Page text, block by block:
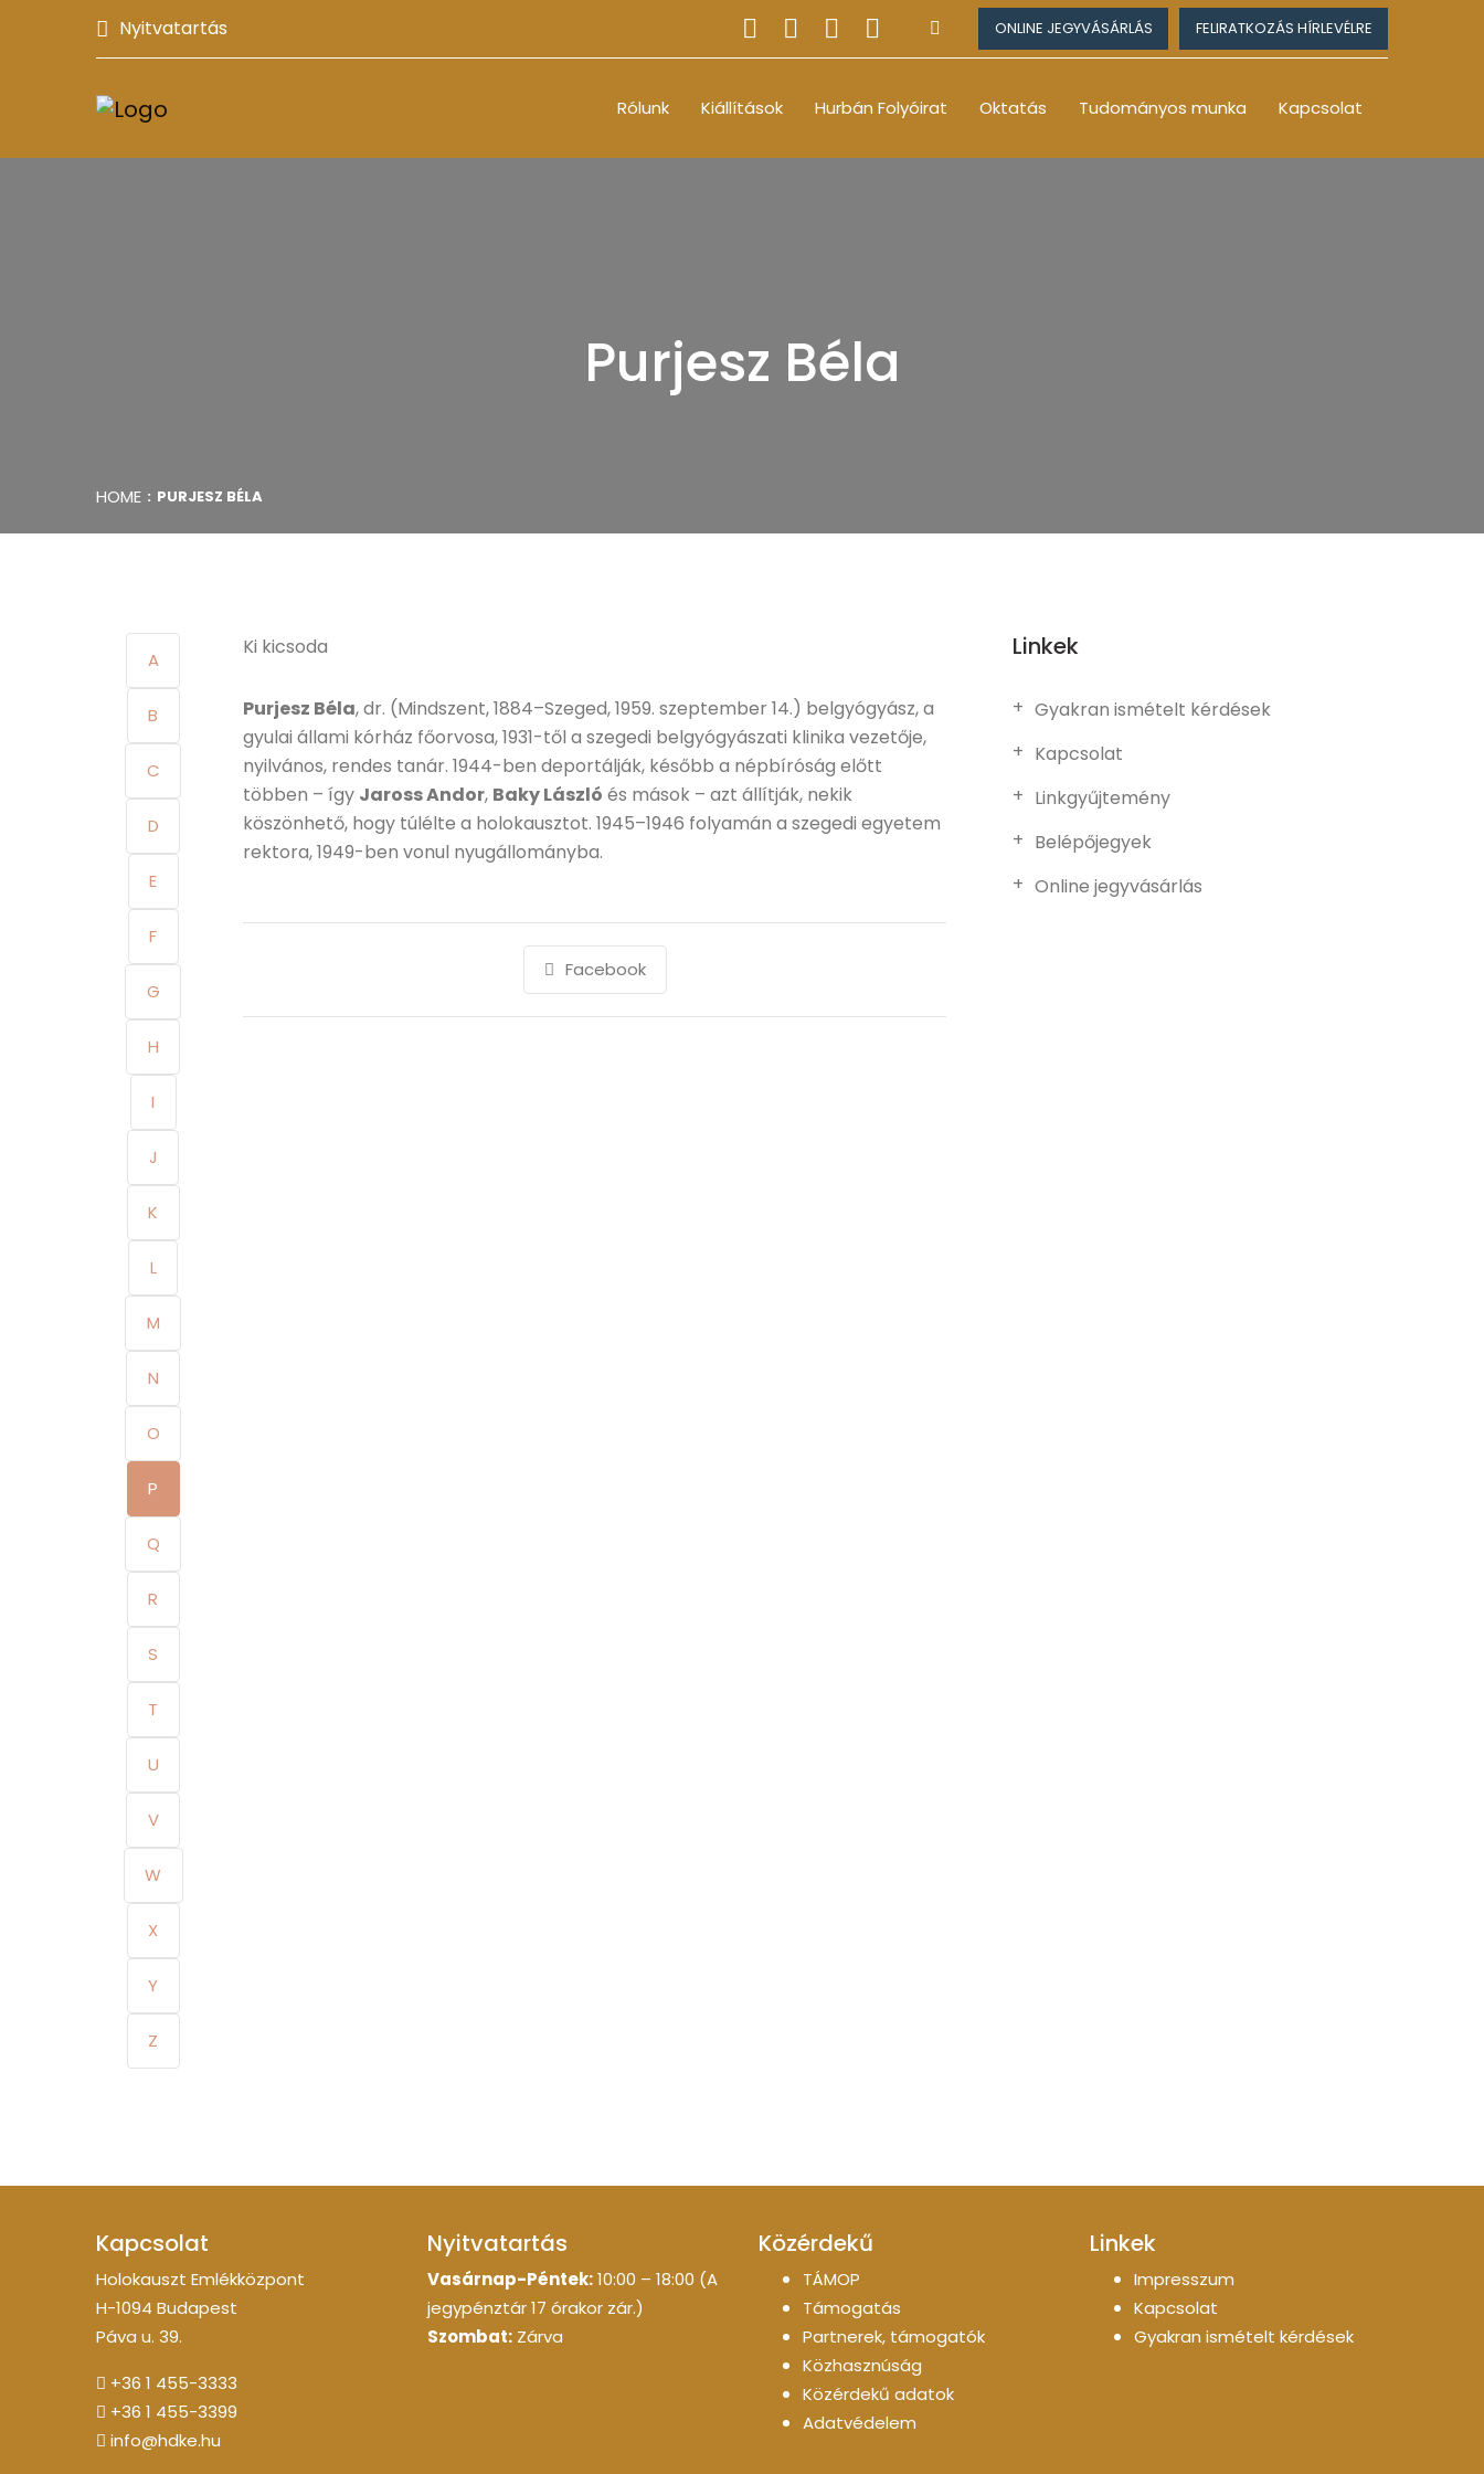
Nyitvatartás ONLINE JEGYVÁSÁRLÁS FELIRATKOZÁS HÍRLEVÉLRE
Rólunk Kiállítások Hurbán Folyóirat Oktatás Tudományos munka Kapcsolat
Purjesz Béla
HOME PURJESZ BÉLA
A
B
C
D
E
F
G
H
I
J
K
L
M
N
O
P
Q
R
S
T
U
V
W
X
Y
Z
Ki kicsoda
Purjesz Béla, dr. (Mindszent, 1884–Szeged, 1959. szeptember 14.) belgyógyász, a
gyulai állami kórház főorvosa, 1931-től a szegedi belgyógyászati klinika vezetője,
nyilvános, rendes tanár. 1944-ben deportálják, később a népbíróság előtt
többen – így Jaross Andor, Baky László és mások – azt állítják, nekik
köszönhető, hogy túlélte a holokausztot. 1945–1946 folyamán a szegedi egyetem
rektora, 1949-ben vonul nyugállományba.
Facebook
Linkek
Gyakran ismételt kérdések
Kapcsolat
Linkgyűjtemény
Belépőjegyek
Online jegyvásárlás
Kapcsolat
Holokauszt Emlékközpont
H-1094 Budapest
Páva u. 39.
+36 1 455-3333
+36 1 455-3399
info@hdke.hu
Nyitvatartás
Vasárnap-Péntek:10:00 – 18:00 (A
jegypénztár 17 órakor zár.)
Szombat: Zárva
Közérdekű
TÁMOP
Támogatás
Partnerek, támogatók
Közhasznúság
Közérdekű adatok
Adatvédelem
Linkek
Impresszum
Kapcsolat
Gyakran ismételt kérdések